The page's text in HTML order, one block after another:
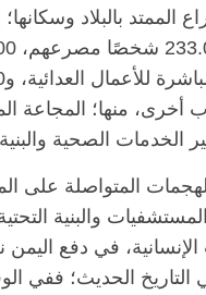
بالبلاد وسكانها؛
أخرى، منها؛ المجاعة
الخدمات الصحية
المتواصلة على
والبنية
في دفع اليمن
التاريخ الحديث؛ ففي